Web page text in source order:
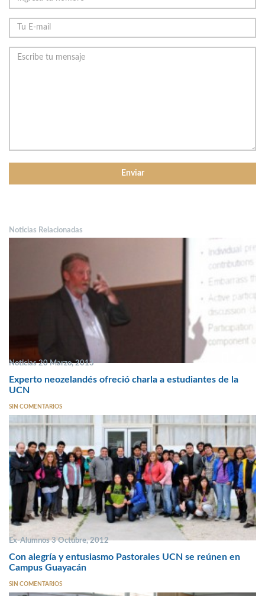
Noticias Relacionadas
Noticias 20 Marzo, 2013
Experto neozelandés ofreció charla a estudiantes de la
UCN
SIN COMENTARIOS
Ex-Alumnos 3 Octubre, 2012
Con alegría y entusiasmo Pastorales UCN se reúnen en
Campus Guayacán
SIN COMENTARIOS